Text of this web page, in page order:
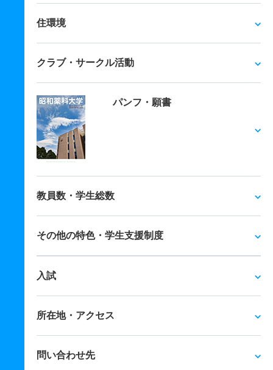
住環境
クラブ・サークル活動
パンフ・願書
教員数・学生総数
その他の特色・学生支援制度
入試
所在地・アクセス
問い合わせ先